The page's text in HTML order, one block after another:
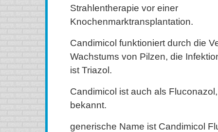
Strahlentherapie vor einer
Knochenmarktransplantation.
Candimicol funktioniert durch die
Wachstums von Pilzen, die
ist Triazol.
Candimicol ist auch als
bekannt.
generische Name ist Candimicol